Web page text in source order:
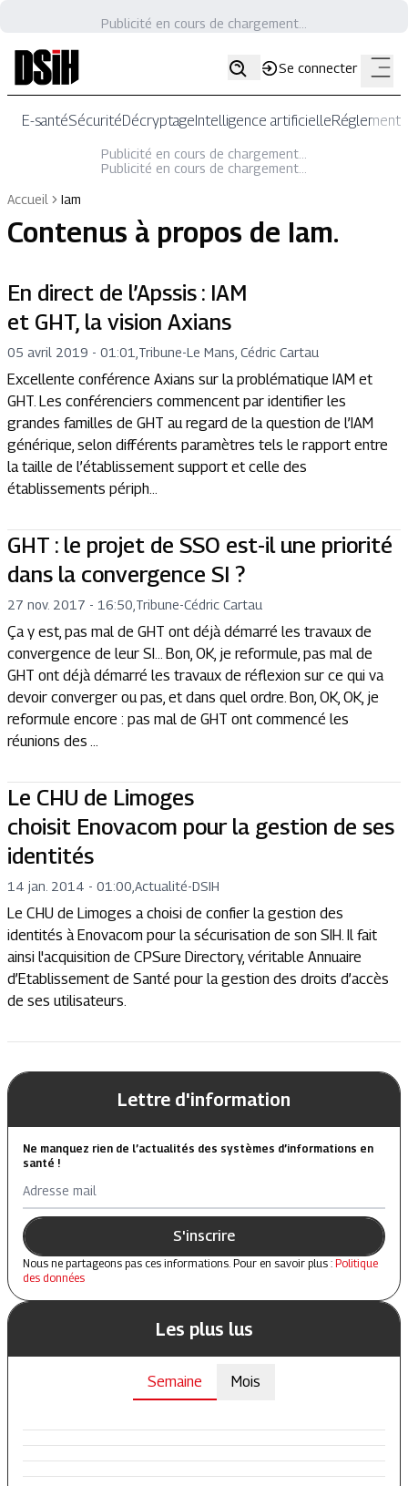
Publicité en cours de chargement...
Se connecter
E-santéSécuritéDécryptageIntelligence artificielle
Publicité en cours de chargement...
Publicité en cours de chargement...
Accueil
Iam
Contenus à propos de Iam.
En direct de l’Apssis : IAM
et GHT, la vision Axians
05 avril 2019 - 01:01 Tribune-Le Mans, Cédric Cartau
Excellente conférence Axians sur la problématique IAM et
GHT. Les conférenciers commencent par identifier les
grandes familles de GHT au regard de la question de l’IAM
générique, selon différents paramètres tels le rapport entre
la taille de l’établissement support et celle des
établissements périph...
GHT : le projet de SSO est-il une priorité
dans la convergence SI ?
27 nov. 2017 - 16:50 Tribune-Cédric Cartau
Ça y est, pas mal de GHT ont déjà démarré les travaux de
convergence de leur SI… Bon, OK, je reformule, pas mal de
GHT ont déjà démarré les travaux de réflexion sur ce qui va
devoir converger ou pas, et dans quel ordre. Bon, OK, OK, je
reformule encore : pas mal de GHT ont commencé les
réunions des ...
Le CHU de Limoges
choisit Enovacom pour la gestion de ses
identités
14 jan. 2014 - 01:00 Actualité-DSIH
Le CHU de Limoges a choisi de confier la gestion des
identités à Enovacom pour la sécurisation de son SIH. Il fait
ainsi l'acquisition de CPSure Directory, véritable Annuaire
d’Etablissement de Santé pour la gestion des droits d’accès
de ses utilisateurs.
Lettre d'information
Ne manquez rien de l’actualités des systèmes d’informations en
santé !
Adresse mail
S'inscrire
Nous ne partageons pas ces informations. Pour en savoir plus : Politique
des données
Les plus lus
Semaine Mois